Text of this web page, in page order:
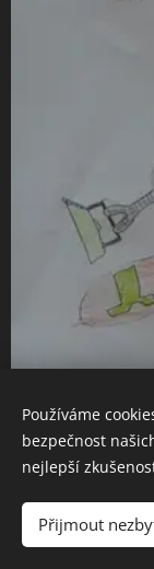
Robota na
ocení určitě
Používáme
bezpečnost
nejlepší
Přijmout